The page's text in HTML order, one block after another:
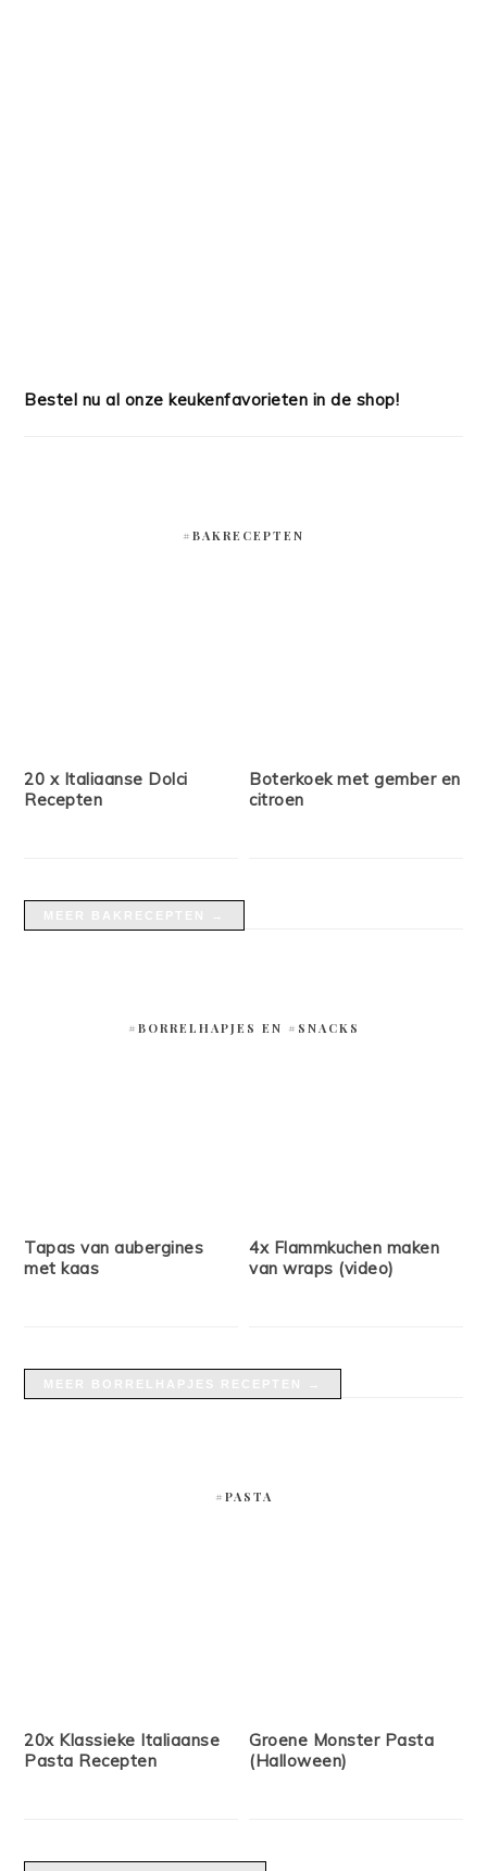
Bestel nu al onze keukenfavorieten in de shop!
#BAKRECEPTEN
20 x Italiaanse Dolci
Recepten
Boterkoek met gember en
citroen
#BORRELHAPJES EN #SNACKS
Tapas van aubergines
met kaas
4x Flammkuchen maken
van wraps (video)
#PASTA
20x Klassieke Italiaanse
Pasta Recepten
Groene Monster Pasta
(Halloween)